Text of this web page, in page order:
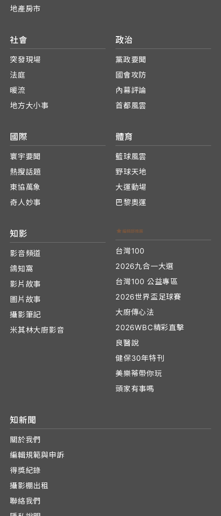
地產房市
社會
突發現場
法庭
暖流
地方大小事
政治
黨政要聞
國會攻防
內幕評論
首都風雲
國際
寰宇要聞
熱搜話題
東協萬象
奇人妙事
體育
籃球風雲
野球天地
大運動場
巴黎奧運
知影
影音頻道
鴿知窩
影片故事
圖片故事
攝影筆記
米其林大廚影音
台灣100
2026九合一大選
台灣100 公益專區
2026世界盃足球賽
大廚傳心法
2026WBC精彩直擊
良醫說
健保30年特刊
美樂蒂帶你玩
頭家有事嗎
知新聞
關於我們
編輯規範與申訴
得獎紀錄
攝影棚出租
聯絡我們